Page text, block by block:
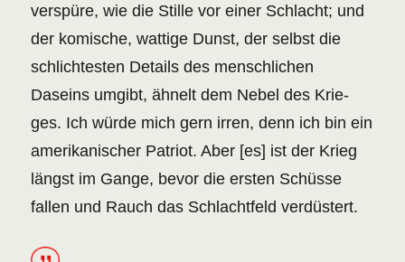
verspü­re, wie die Stille vor einer Schlacht; und
der komi­sche, watti­ge Dunst, der selbst die
schlich­tes­ten Details des mensch­li­chen
Daseins umgibt, ähnelt dem Nebel des Krie­
ges. Ich würde mich gern irren, denn ich bin ein
ameri­ka­ni­scher Patri­ot. Aber [es] ist der Krieg
längst im Gange, bevor die ersten Schüs­se
fallen und Rauch das Schlacht­feld verdüs­tert.